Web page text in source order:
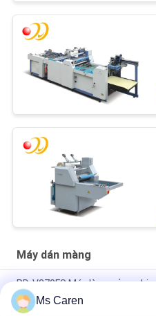
Máy dán màng
RD-V370FS Máy làm mỏng
động cơ 110V / 220V 1-3m /
Ms Caren